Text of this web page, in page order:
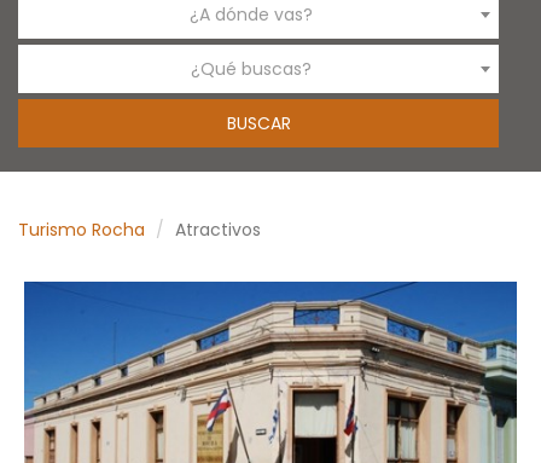
¿A dónde vas?
¿Qué buscas?
Turismo Rocha Atractivos